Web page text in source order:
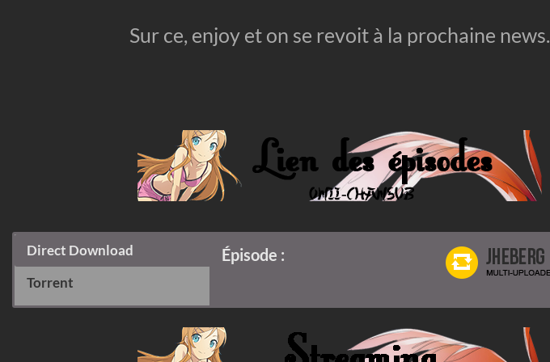
Sur ce, enjoy et on se revoit à la prochaine news.
Direct Download
Torrent
Épisode :
Torrent :